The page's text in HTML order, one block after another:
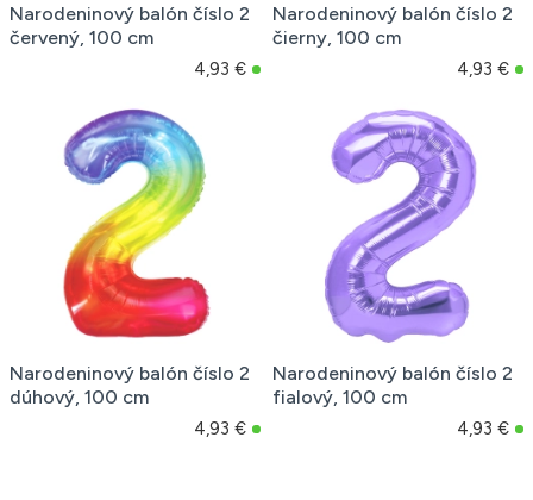
Narodeninový balón číslo 2
červený, 100 cm
4,93 €
Narodeninový balón číslo 2
čierny, 100 cm
4,93 €
Narodeninový balón číslo 2
dúhový, 100 cm
4,93 €
Narodeninový balón číslo 2
fialový, 100 cm
4,93 €